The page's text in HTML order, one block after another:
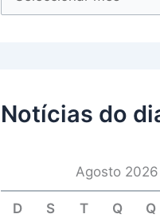
Notícias do
Agosto 2026
D S T Q Q